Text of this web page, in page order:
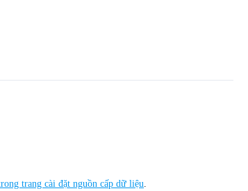
trang cài đặt nguồn cấp dữ liệu.